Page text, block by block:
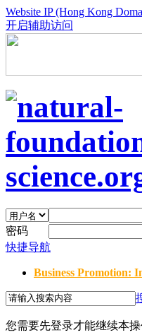
Website IP (Hong Kong
开启辅助访问
密码
快捷导航
Business Promotion:
您需要先登录才能继续本